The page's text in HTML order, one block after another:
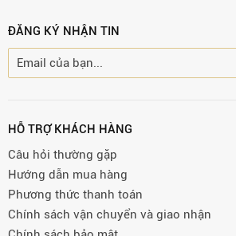
ĐĂNG KÝ NHẬN TIN
HỖ TRỢ KHÁCH HÀNG
Câu hỏi thường gặp
Hướng dẫn mua hàng
Phương thức thanh toán
Chính sách vận chuyển và giao nhận